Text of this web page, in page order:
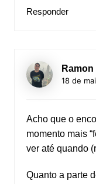
Responder
18 de
Acho que o
momento mais
ver até quando
Quanto a parte